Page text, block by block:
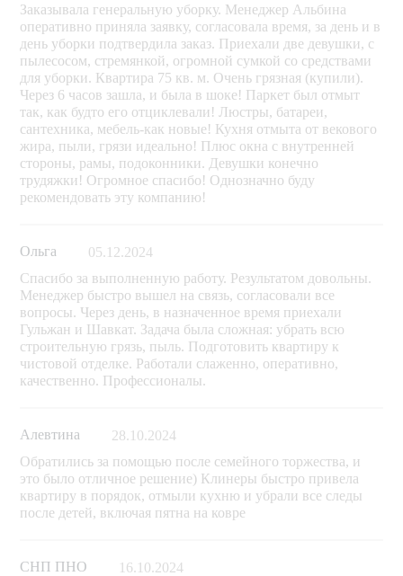
Заказывала генеральную уборку. Менеджер Альбина
оперативно приняла заявку, согласовала время, за день и в
день уборки подтвердила заказ. Приехали две девушки, с
пылесосом, стремянкой, огромной сумкой со средствами
для уборки. Квартира 75 кв. м. Очень грязная (купили).
Через 6 часов зашла, и была в шоке! Паркет был отмыт
так, как будто его отциклевали! Люстры, батареи,
сантехника, мебель-как новые! Кухня отмыта от векового
жира, пыли, грязи идеально! Плюс окна с внутренней
стороны, рамы, подоконники. Девушки конечно
трудяжки! Огромное спасибо! Однозначно буду
рекомендовать эту компанию!
Ольга
05.12.2024
Спасибо за выполненную работу. Результатом довольны.
Менеджер быстро вышел на связь, согласовали все
вопросы. Через день, в назначенное время приехали
Гульжан и Шавкат. Задача была сложная: убрать всю
строительную грязь, пыль. Подготовить квартиру к
чистовой отделке. Работали слаженно, оперативно,
качественно. Профессионалы.
Алевтина
28.10.2024
Обратились за помощью после семейного торжества, и
это было отличное решение) Клинеры быстро привела
квартиру в порядок, отмыли кухню и убрали все следы
после детей, включая пятна на ковре
СНП ПНО
16.10.2024